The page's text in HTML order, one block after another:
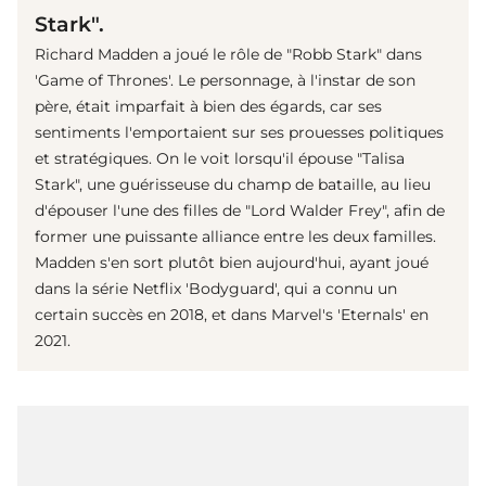
Stark".
Richard Madden a joué le rôle de "Robb Stark" dans
'Game of Thrones'. Le personnage, à l'instar de son
père, était imparfait à bien des égards, car ses
sentiments l'emportaient sur ses prouesses politiques
et stratégiques. On le voit lorsqu'il épouse "Talisa
Stark", une guérisseuse du champ de bataille, au lieu
d'épouser l'une des filles de "Lord Walder Frey", afin de
former une puissante alliance entre les deux familles.
Madden s'en sort plutôt bien aujourd'hui, ayant joué
dans la série Netflix 'Bodyguard', qui a connu un
certain succès en 2018, et dans Marvel's 'Eternals' en
2021.